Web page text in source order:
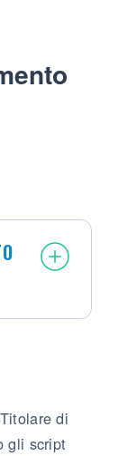
di
gli script